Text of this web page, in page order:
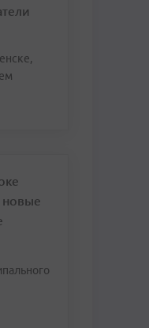
новые